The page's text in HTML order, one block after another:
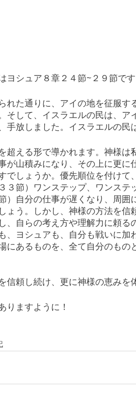
ヨシュア８章２４節~２９節です
れた通りに、アイの地を征服す
そして、イスラエルの民は、ア
手放しました。イスラエルの民
超える形で導かれます。神様は
が山積みになり、その上に更に
でしょうか。優先順位を付けて
３節）ワンステップ、ワンステ
）自分の仕事が遅くなり、周囲
ょう。しかし、神様の方法を
、自らの考え方や理解力に頼
、ヨシュアも、自分も戦いに加
にあるものを、全て自分のも
信頼し続け、更に神様の恵みを
りますように！